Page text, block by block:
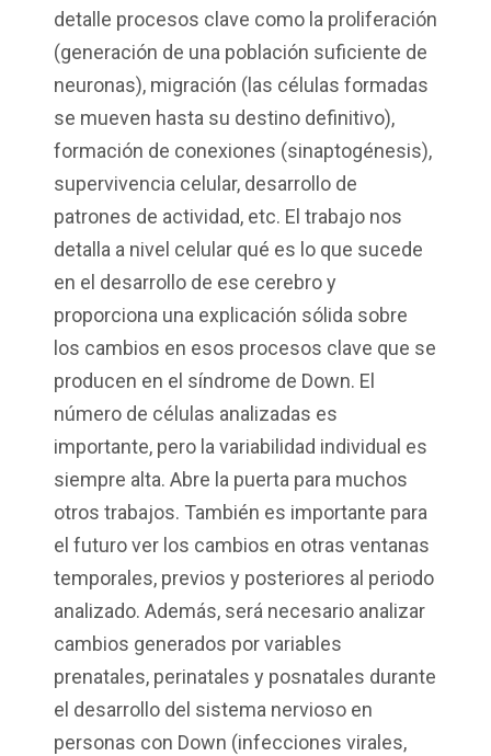
detalle procesos clave como la proliferación
(generación de una población suficiente de
neuronas), migración (las células formadas
se mueven hasta su destino definitivo),
formación de conexiones (sinaptogénesis),
supervivencia celular, desarrollo de
patrones de actividad, etc. El trabajo nos
detalla a nivel celular qué es lo que sucede
en el desarrollo de ese cerebro y
proporciona una explicación sólida sobre
los cambios en esos procesos clave que se
producen en el síndrome de Down. El
número de células analizadas es
importante, pero la variabilidad individual es
siempre alta. Abre la puerta para muchos
otros trabajos. También es importante para
el futuro ver los cambios en otras ventanas
temporales, previos y posteriores al periodo
analizado. Además, será necesario analizar
cambios generados por variables
prenatales, perinatales y posnatales durante
el desarrollo del sistema nervioso en
personas con Down (infecciones virales,